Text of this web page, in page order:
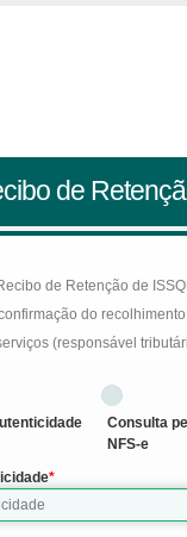
de
de Retenção de
do
(responsável
Consulta
NFS-e